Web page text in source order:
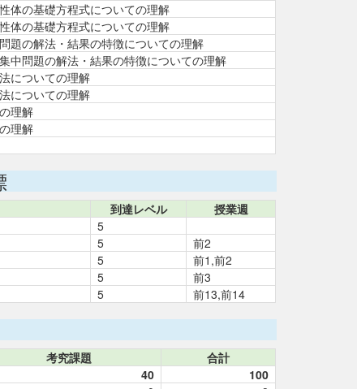
体の基礎方程式についての理解
体の基礎方程式についての理解
題の解法・結果の特徴についての理解
中問題の解法・結果の特徴についての理解
についての理解
についての理解
理解
理解
到達レベル
授業週
5
5
前2
5
前1,前2
5
前3
5 前13,前14
考究課題
合計
40
100